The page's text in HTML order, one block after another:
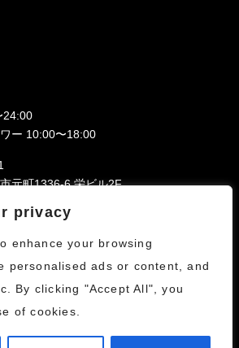
privacy
enhance your browsing
personalised ads or content, and
By clicking "Accept All", you
of cookies.
24:00
ー 10:00〜18:00
元町1336-6 栄ビル2F
ットカード、各種電子マネー